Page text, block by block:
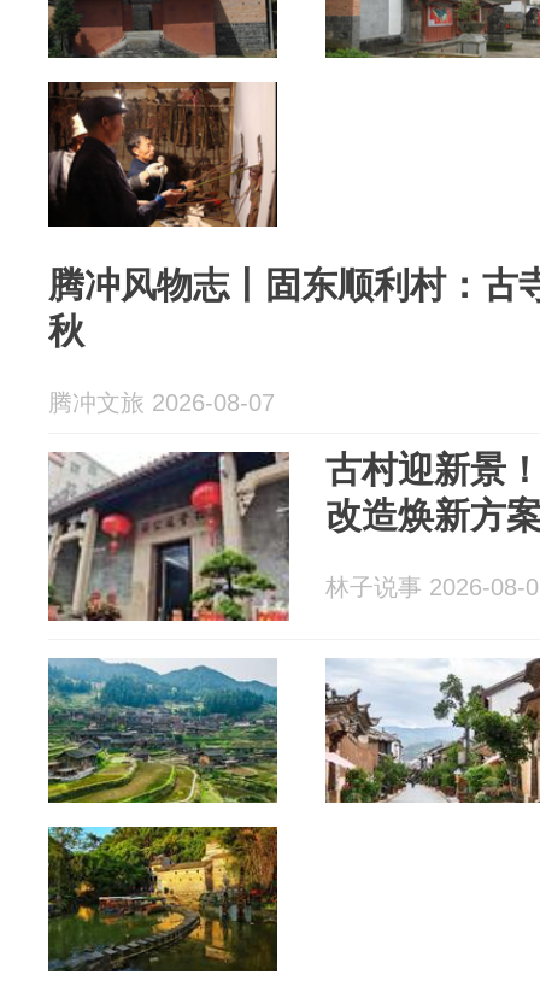
腾冲风物志丨固东顺利村：古
秋
腾冲文旅 2026-08-07
古村迎新景
改造焕新方
林子说事 2026-08-